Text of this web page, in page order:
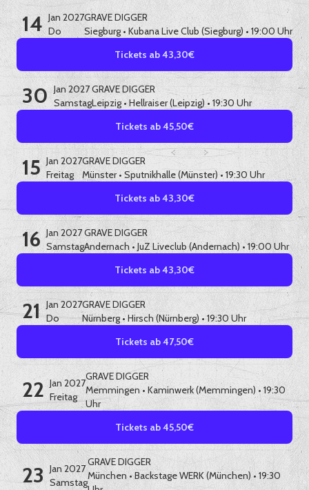
14 Jan 2027
Do
GRAVE DIGGER
Siegburg• Kubana Live Club (Siegburg) • 19:00 Uhr
Tickets ab 43,30€
30 Jan 2027
Samstag
GRAVE DIGGER
Leipzig •Hellraiser (Leipzig) • 19:30 Uhr
Tickets ab 45,50€
15 Jan 2027
Freitag
GRAVE DIGGER
Münster• Sputnikhalle (Münster) • 19:30 Uhr
Tickets ab 43,30€
16 Jan 2027
Samstag
GRAVE DIGGER
Andernach • JuZ Liveclub (Andernach) • 19:00 Uhr
Tickets ab 43,30€
21 Jan 2027
Do
GRAVE DIGGER
Nürnberg • Hirsch (Nürnberg) • 19:30 Uhr
Tickets ab 47,50€
22 Jan 2027
Freitag
GRAVE DIGGER
Memmingen • Kaminwerk (Memmingen) • 19:30
Uhr
Tickets ab 45,50€
23 Jan 2027
Samstag
GRAVE DIGGER
München•Backstage WERK (München)• 19:30